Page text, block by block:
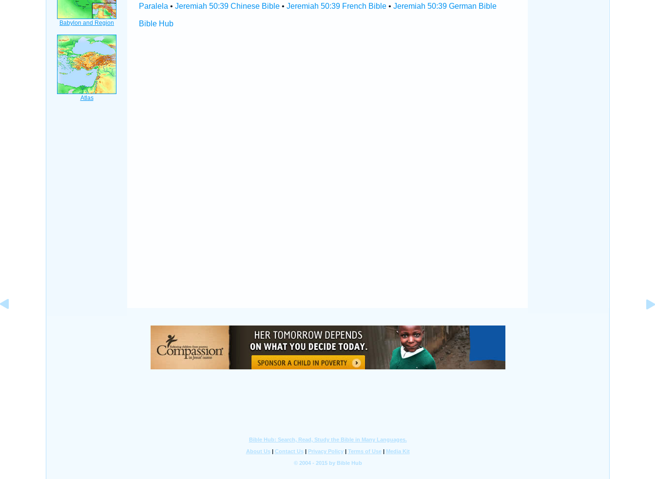
Paralela • Jeremiah 50:39 Chinese Bible• Jeremiah 50:39 French Bible• Jeremiah 50:39 German Bible
Bible Hub